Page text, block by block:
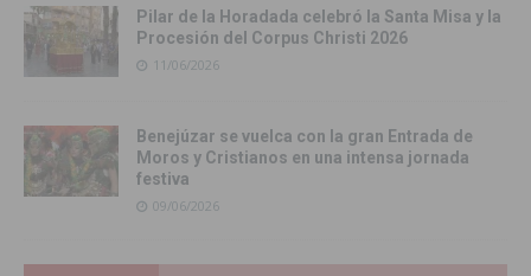
Pilar de la Horadada celebró la Santa Misa y la
Procesión del Corpus Christi 2026
11/06/2026
Benejúzar se vuelca con la gran Entrada de
Moros y Cristianos en una intensa jornada
festiva
09/06/2026